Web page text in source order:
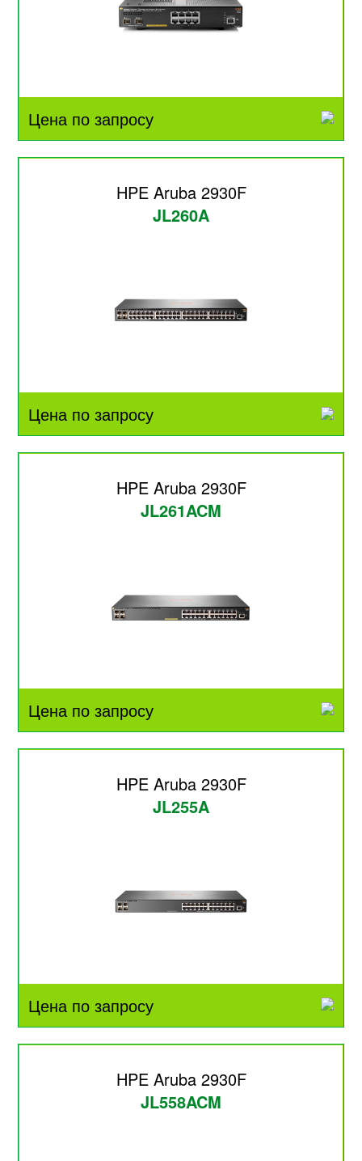
Цена по запросу
HPE Aruba 2930F
JL260A
Цена по запросу
HPE Aruba 2930F
JL261ACM
Цена по запросу
HPE Aruba 2930F
JL255A
Цена по запросу
HPE Aruba 2930F
JL558ACM